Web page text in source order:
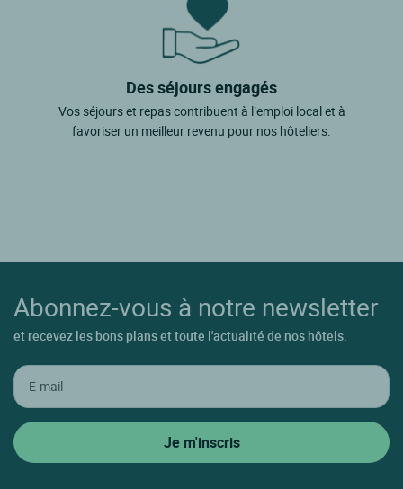
Des séjours engagés
Vos séjours et repas contribuent à l’emploi local et à
favoriser un meilleur revenu pour nos hôteliers.
Abonnez-vous à notre newsletter
et recevez les bons plans et toute l'actualité de nos hôtels.